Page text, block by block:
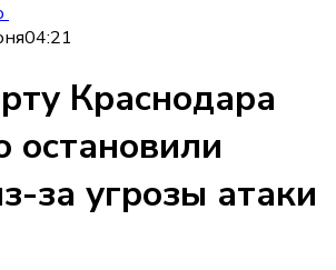
04:21
Краснодара
остановили
за угрозы атаки